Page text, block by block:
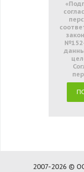
2007-2026 ©